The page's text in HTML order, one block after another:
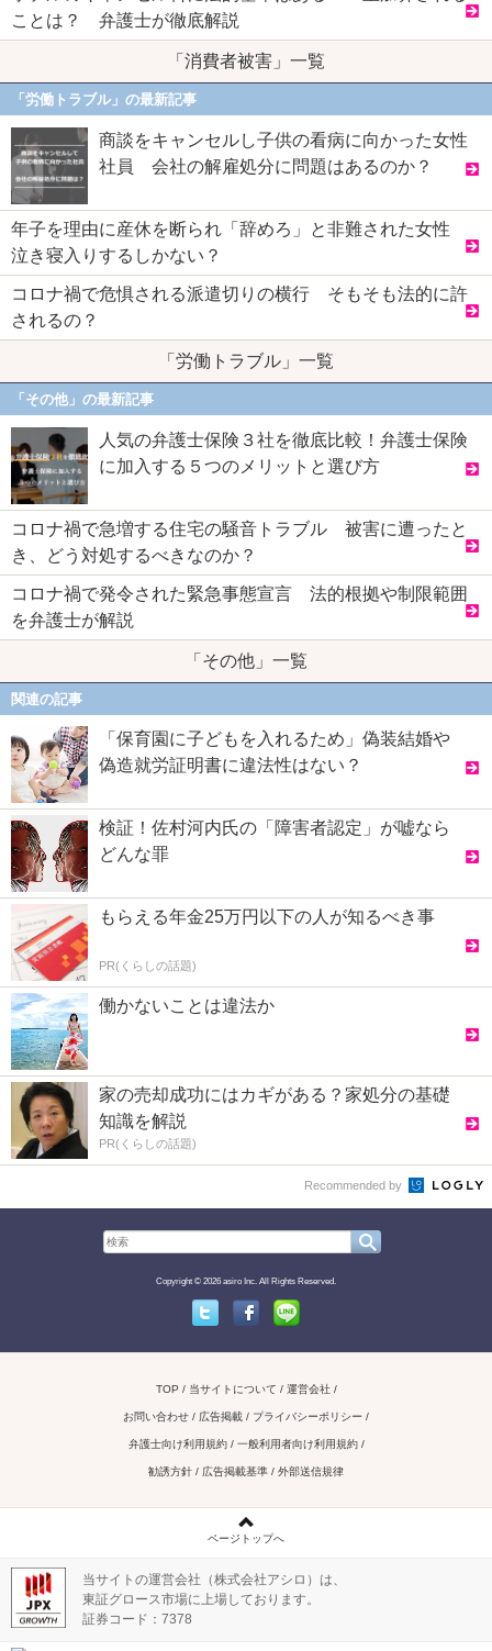
ことは？ 弁護士が徹底解説
「消費者被害」一覧
「労働トラブル」の最新記事
商談をキャンセルし子供の看病に向かった女性
社員 会社の解雇処分に問題はあるのか？
年子を理由に産休を断られ「辞めろ」と非難された女性
泣き寝入りするしかない？
コロナ禍で危惧される派遣切りの横行 そもそも法的に許
されるの？
「労働トラブル」一覧
「その他」の最新記事
人気の弁護士保険３社を徹底比較！弁護士保険
に加入する５つのメリットと選び方
コロナ禍で急増する住宅の騒音トラブル 被害に遭ったと
き、どう対処するべきなのか？
コロナ禍で発令された緊急事態宣言 法的根拠や制限範囲
を弁護士が解説
「その他」一覧
関連の記事
「保育園に子どもを入れるため」偽装結婚や
偽造就労証明書に違法性はない？
検証！佐村河内氏の「障害者認定」が嘘なら
どんな罪
もらえる年金25万円以下の人が知るべき事
PR(くらしの話題)
働かないことは違法か
家の売却成功にはカギがある？家処分の基礎
知識を解説
PR(くらしの話題)
Recommended by
Copyright © 2026 asiro Inc. All Rights Reserved.
TOP 当サイトについて 運営会社
お問い合わせ / 広告掲載 プライバシーポリシー
弁護士向け利用規約 一般利用者向け利用規約
勧誘方針 広告掲載基準 外部送信規律
ページトップへ
当サイトの運営会社（株式会社アシロ）は、
東証グロース市場に上場しております。
証券コード：7378